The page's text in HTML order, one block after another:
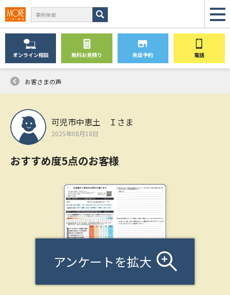
オンライン相談 無料お見積り 来店予約 電話
お客さまの声
可児市中恵土 Ｉさま
2025年08月18日
おすすめ度5点のお客様
アンケートを拡大